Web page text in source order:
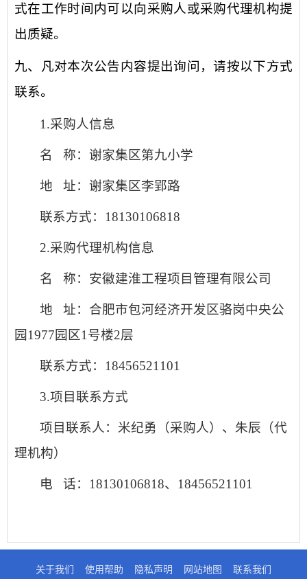
式在工作时间内可以向采购人或采购代理机构提
出质疑。
九、凡对本次公告内容提出询问，请按以下方式
联系。
1.采购人信息
名 称：谢家集区第九小学
地 址：谢家集区李郢路
联系方式： 18130106818
2.采购代理机构信息
名 称：安徽建淮工程项目管理有限公司
地
址：合肥市包河经济开发区骆岗中央公
园1977园区1号楼2层
联系方式： 18456521101
3.项目联系方式
项目联系人：米纪勇（采购人）、朱辰（代
理机构）
电 话： 18130106818、18456521101
关于我们 使用帮助 隐私声明 网站地图 联系我们